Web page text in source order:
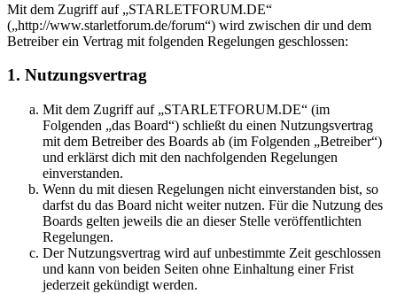
Mit dem Zugriff auf „STARLETFORUM.DE“
(„http://www.starletforum.de/forum“) wird zwischen dir und dem
Betreiber ein Vertrag mit folgenden Regelungen geschlossen:
1. Nutzungsvertrag
Mit dem Zugriff auf „STARLETFORUM.DE“ (im
Folgenden „das Board“) schließt du einen Nutzungsvertrag
mit dem Betreiber des Boards ab (im Folgenden „Betreiber“)
und erklärst dich mit den nachfolgenden Regelungen
einverstanden.
Wenn du mit diesen Regelungen nicht einverstanden bist, so
darfst du das Board nicht weiter nutzen. Für die Nutzung des
Boards gelten jeweils die an dieser Stelle veröffentlichten
Regelungen.
Der Nutzungsvertrag wird auf unbestimmte Zeit geschlossen
und kann von beiden Seiten ohne Einhaltung einer Frist
jederzeit gekündigt werden.